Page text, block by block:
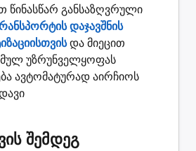
წინასწარ განსაზღვრული
დაჯავშნის
და მიეცით
უზრუნველყოფას
ავტომატურად აირჩიოს
შემდეგ